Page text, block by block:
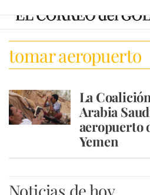
tomar aeropuerto
La
Arabia
aeropuerto
Yemen
Noticias de hoy